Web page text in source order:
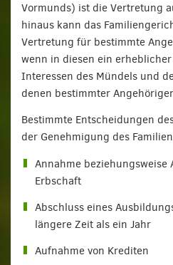
Vormunds) ist die Vertretung
hinaus kann das
Vertretung für bestimmte
wenn in diesen ein
Interessen des Mündels und
denen bestimmter
Bestimmte Entscheidungen
der Genehmigung des
Annahme beziehungsweise
Erbschaft
Abschluss eines
längere Zeit als ein Jahr
Aufnahme von Krediten